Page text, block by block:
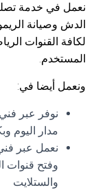
نعمل في خدمة
الدش وصيانة
لكافة القنوات
المستخدم.
ونعمل أيضا في:
نوفر عبر
مدار اليوم
نعمل عبر
وفتح قنوات
والستلايت